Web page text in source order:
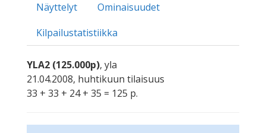
Näyttelyt
Ominaisuudet
Kilpailustatistiikka
YLA2 (125.000p), yla
21.04.2008, huhtikuun tilaisuus
33 + 33 + 24 + 35 = 125 p.